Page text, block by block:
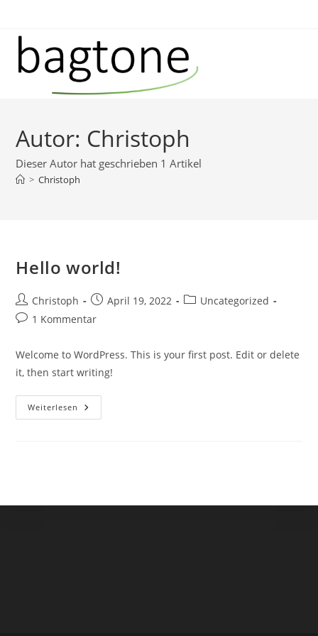
springen
Autor: Christoph
Dieser Autor hat geschrieben 1 Artikel
> Christoph
Hello world!
Beitrags-
Autor:
Christoph
Beitrag
veröffentlicht:
April 19, 2022
Beitrags-
Uncategorized
Beitrags-
1 Kommentar
Welcome to WordPress. This is your first post. Edit or delete
it, then start writing!
Weiterlesen Hello
World!